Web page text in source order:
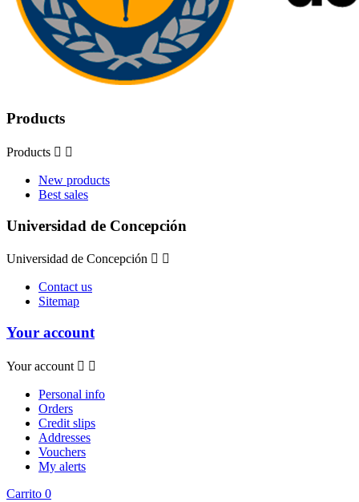
Products
Products  
New products
Best sales
Universidad de Concepción
Universidad de Concepción  
Contact us
Sitemap
Your account
Your account  
Personal info
Orders
Credit slips
Addresses
Vouchers
My alerts
Carrito 0